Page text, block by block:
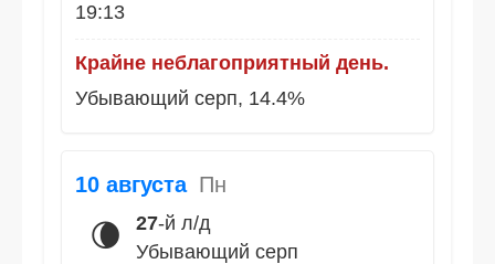
19:13
Крайне неблагоприятный день.
Убывающий серп, 14.4%
10 августа Пн
🌘 27-й л/д
Убывающий серп